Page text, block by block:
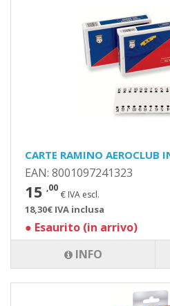
CARTE RAMINO AEROCLUB
EAN: 8001097241323
15 ,00
€ IVA escl.
18,30€ IVA inclusa
● Esaurito (in arrivo)
INFO